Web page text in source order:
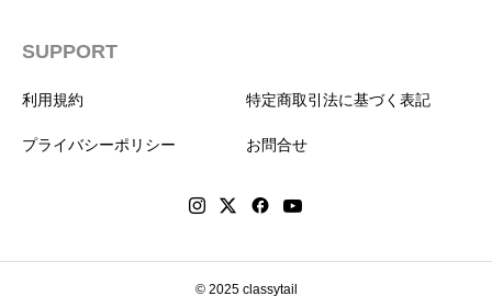
SUPPORT
利用規約 特定商取引法に基づく表記
プライバシーポリシー お問合せ
© 2025 classytail